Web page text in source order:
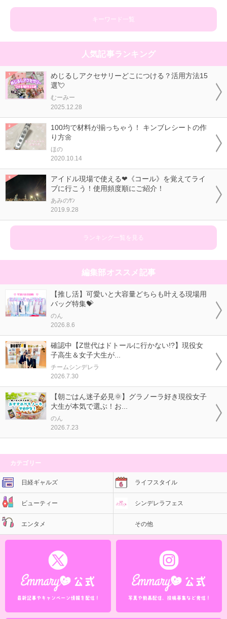
キーワード一覧
人気記事ランキング
めじるしアクセサリーどこにつける？活用方法15
選💘
むーみー
2025.12.28
100均で材料が揃っちゃう！ キンブレシートの作
り方🌼
ほの
2020.10.14
アイドル現場で使える❤《コール》を覚えてライ
ブに行こう！使用頻度順にご紹介！
あみのｻﾝ
2019.9.28
ランキング一覧を見る
編集部オススメ記事
【推し活】可愛いと大容量どちらも叶える現場用
バッグ特集💝
のん
2026.8.6
確認中【Z世代はドトールに行かない!?】現役女
子高生＆女子大生が...
チームシンデレラ
2026.7.30
【朝ごはん迷子必見🌞】グラノーラ好き現役女子
大生が本気で選ぶ！お...
のん
2026.7.23
カテゴリー
日経ギャルズ ライフスタイル
ビューティー シンデレラフェス
エンタメ その他